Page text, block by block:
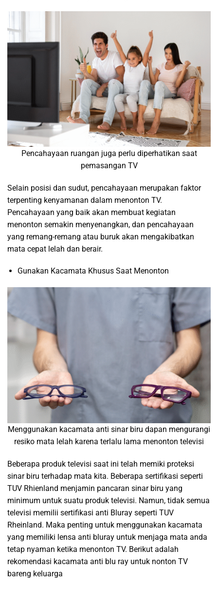
Pencahayaan ruangan juga perlu diperhatikan saat
pemasangan TV
Selain posisi dan sudut, pencahayaan merupakan faktor
terpenting kenyamanan dalam menonton TV.
Pencahayaan yang baik akan membuat kegiatan
menonton semakin menyenangkan, dan pencahayaan
yang remang-remang atau buruk akan mengakibatkan
mata cepat lelah dan berair.
Gunakan Kacamata Khusus Saat Menonton
Menggunakan kacamata anti sinar biru dapan mengurangi
resiko mata lelah karena terlalu lama menonton televisi
Beberapa produk televisi saat ini telah memiki proteksi
sinar biru terhadap mata kita. Beberapa sertifikasi seperti
TUV Rhienland menjamin pancaran sinar biru yang
minimum untuk suatu produk televisi. Namun, tidak semua
televisi memilii sertifikasi anti Bluray seperti TUV
Rheinland. Maka penting untuk menggunakan kacamata
yang memiliki lensa anti bluray untuk menjaga mata anda
tetap nyaman ketika menonton TV. Berikut adalah
rekomendasi kacamata anti blu ray untuk nonton TV
bareng keluarga